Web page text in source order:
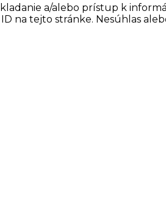
a/alebo prístup k
na tejto stránke. Nesúhlas